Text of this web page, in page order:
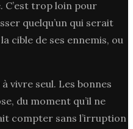
C’est trop loin pour
quelqu’un qui serait
cible de ses ennemis, ou
vivre seul. Les bonnes
du moment qu’il ne
compter sans l’irruption